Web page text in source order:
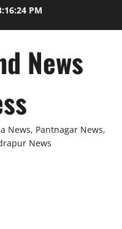
PM
News
News, Pantnagar News,
News